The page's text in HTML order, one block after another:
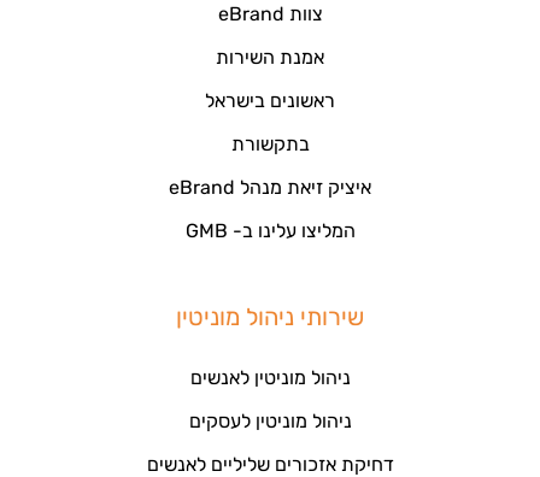
צוות eBrand
אמנת השירות
ראשונים בישראל
בתקשורת
איציק זיאת מנהל eBrand
המליצו עלינו ב- GMB
שירותי ניהול מוניטין
ניהול מוניטין לאנשים
ניהול מוניטין לעסקים
דחיקת אזכורים שליליים לאנשים